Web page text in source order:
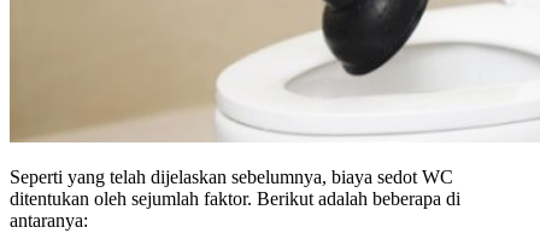
Seperti yang telah dijelaskan sebelumnya, biaya sedot WC
ditentukan oleh sejumlah faktor. Berikut adalah beberapa di
antaranya: